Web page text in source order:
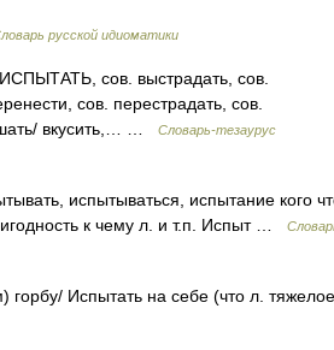
русской идиоматики
сов. выстрадать, сов.
сов. перестрадать, сов.
вкусить,… …
Словарь-тезаурус
испытываться, испытание кого
к чему л. и т.п. Испыт …
Испытать на себе (что л. тяжелое,